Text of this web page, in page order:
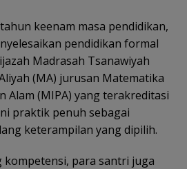
keenam masa pendidikan,
pendidikan formal
Madrasah Tsanawiyah
(MA) jurusan Matematika
Alam (MIPA) yang terakreditasi
praktik penuh sebagai
keterampilan yang dipilih.
kompetensi, para santri juga